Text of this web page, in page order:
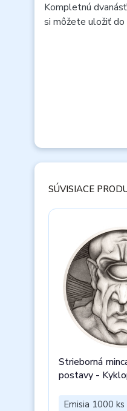
Kompletnú
si môžete uložiť do
SÚVISIACE
Strieborná
postavy -
Emisia 1000 ks